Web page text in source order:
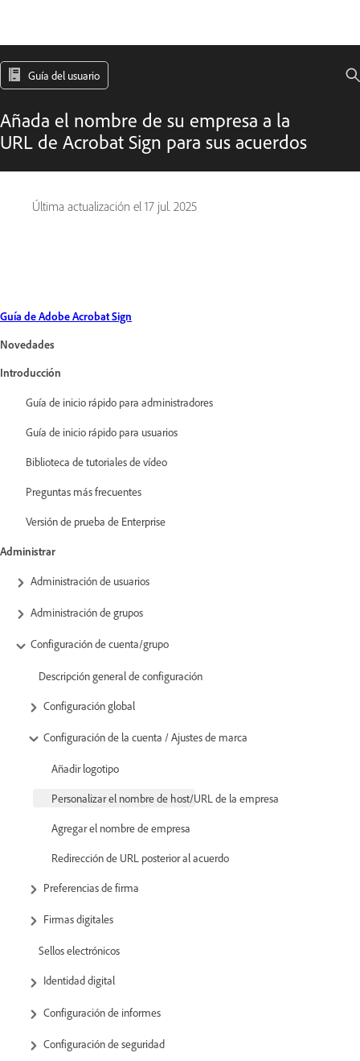
Guía del usuario
Añada el nombre de su empresa a la
URL de Acrobat Sign para sus acuerdos
Última actualización el 17 jul. 2025
Guía de Adobe Acrobat Sign
Novedades
Introducción
Guía de inicio rápido para administradores
Guía de inicio rápido para usuarios
Biblioteca de tutoriales de vídeo
Preguntas más frecuentes
Versión de prueba de Enterprise
Administrar
Administración de usuarios
Administración de grupos
Configuración de cuenta/grupo
Descripción general de configuración
Configuración global
Configuración de la cuenta / Ajustes de marca
Añadir logotipo
Personalizar el nombre de host/URL de la empresa
Agregar el nombre de empresa
Redirección de URL posterior al acuerdo
Preferencias de firma
Firmas digitales
Sellos electrónicos
Identidad digital
Configuración de informes
Configuración de seguridad